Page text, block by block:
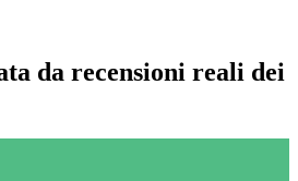
da recensioni reali dei